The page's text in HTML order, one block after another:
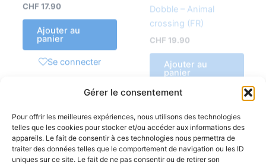
Gérer le consentement
Pour offrir les meilleures expériences, nous utilisons des technologies
telles que les cookies pour stocker et/ou accéder aux informations des
appareils. Le fait de consentir à ces technologies nous permettra de
traiter des données telles que le comportement de navigation ou les ID
uniques sur ce site. Le fait de ne pas consentir ou de retirer son
Ajouter au
Se connecter
Ajouter au
panier
Se connecter